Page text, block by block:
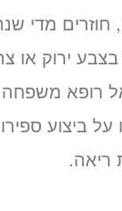
חוזרים מדי
ירוק או
רופא משפחה
על ביצוע
ריאה.